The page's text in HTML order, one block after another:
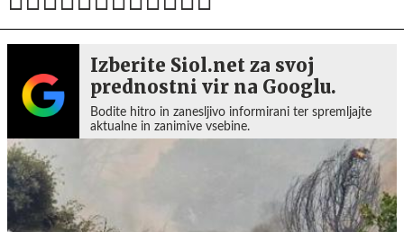
Izberite Siol.net za svoj
prednostni vir na Googlu.
Bodite hitro in zanesljivo informirani ter spremljajte
aktualne in zanimive vsebine.